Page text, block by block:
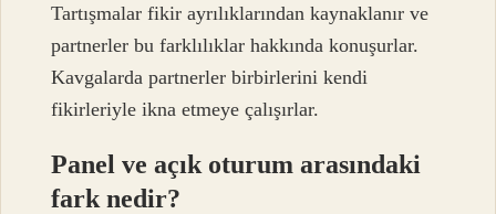
Tartışmalar fikir ayrılıklarından kaynaklanır ve
partnerler bu farklılıklar hakkında konuşurlar.
Kavgalarda partnerler birbirlerini kendi
fikirleriyle ikna etmeye çalışırlar.
Panel ve açık oturum arasındaki
fark nedir?